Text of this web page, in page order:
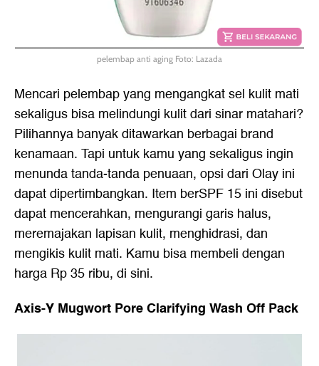
pelembap anti aging Foto: Lazada
Mencari pelembap yang mengangkat sel kulit mati
sekaligus bisa melindungi kulit dari sinar matahari?
Pilihannya banyak ditawarkan berbagai brand
kenamaan. Tapi untuk kamu yang sekaligus ingin
menunda tanda-tanda penuaan, opsi dari Olay ini
dapat dipertimbangkan. Item berSPF 15 ini disebut
dapat mencerahkan, mengurangi garis halus,
meremajakan lapisan kulit, menghidrasi, dan
mengikis kulit mati. Kamu bisa membeli dengan
harga Rp 35 ribu, di sini.
Axis-Y Mugwort Pore Clarifying Wash Off Pack